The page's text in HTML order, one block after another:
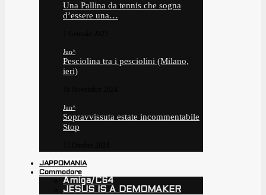
Una Pallina da tennis che sogna
d’essere una…
Jun^
Pesciolina tra i pesciolini (Milano,
ieri)
Jun^
Sopravvissuta estate incommentabile
Stop
JAPPOMANIA
Commodore
Amiga/C64
JESUS IS A DEMOMAKER